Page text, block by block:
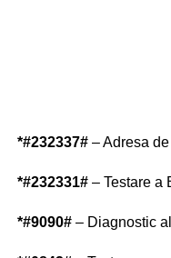
*#232337#– Adresa
*#232331#– Testare a
*#9090#– Diagnostic